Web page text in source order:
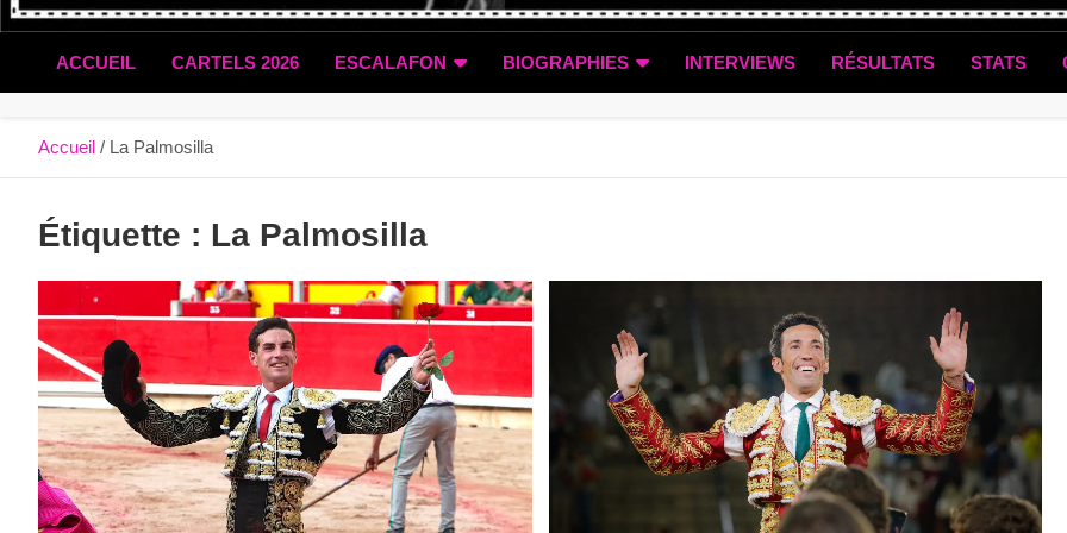
ACCUEIL CARTELS 2026 ESCALAFON BIOGRAPHIES INTERVIEWS RÉSULTATS STATS
Accueil La Palmosilla
Étiquette : La Palmosilla